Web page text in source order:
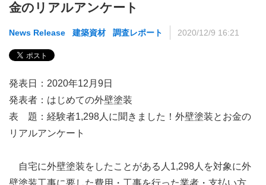
金のリアルアンケート
News Release 建築資材 調査レポート 2020/12/9 16:21
発表日：2020年12月9日
発表者：はじめての外壁塗装
表 題：経験者1,298人に聞きました！外壁塗装とお金の
リアルアンケート
自宅に外壁塗装をしたことがある人1,298人を対象に外
壁塗装工事に要した費用・工事を行った業者・支払い方